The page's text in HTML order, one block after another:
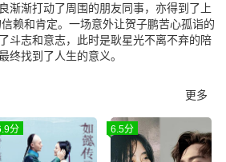
渐渐打动了周围的朋友同事，亦得到了上
赖和肯定。一场意外让贺子鹏苦心孤诣的
斗志和意志，此时是耿星光不离不弃的陪
终找到了人生的意义。
更多
分 6.5分